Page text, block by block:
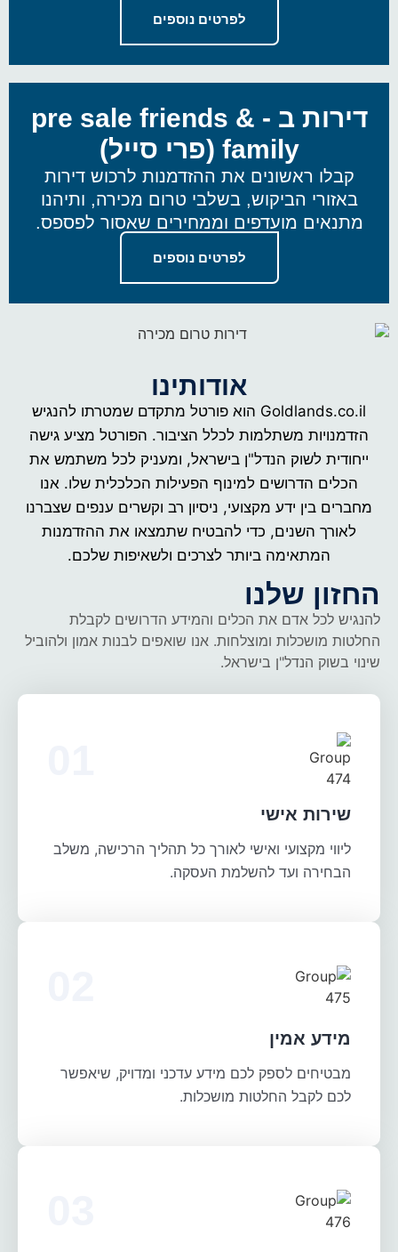
לפרטים נוספים
דירות ב - pre sale friends &
family (פרי סייל)
קבלו ראשונים את ההזדמנות לרכוש דירות
באזורי הביקוש, בשלבי טרום מכירה, ותיהנו
מתנאים מועדפים וממחירים שאסור לפספס.
לפרטים נוספים
אודותינו
Goldlands.co.il הוא פורטל מתקדם שמטרתו להנגיש
הזדמנויות משתלמות לכלל הציבור. הפורטל מציע גישה
ייחודית לשוק הנדל"ן בישראל, ומעניק לכל משתמש את
הכלים הדרושים למינוף הפעילות הכלכלית שלו. אנו
מחברים בין ידע מקצועי, ניסיון רב וקשרים ענפים שצברנו
לאורך השנים, כדי להבטיח שתמצאו את ההזדמנות
המתאימה ביותר לצרכים ולשאיפות שלכם.
החזון שלנו
להנגיש לכל אדם את הכלים והמידע הדרושים לקבלת
החלטות מושכלות ומוצלחות. אנו שואפים לבנות אמון ולהוביל
שינוי בשוק הנדל"ן בישראל.
שירות אישי
ליווי מקצועי ואישי לאורך כל תהליך הרכישה, משלב
הבחירה ועד להשלמת העסקה.
מידע אמין
מבטיחים לספק לכם מידע עדכני ומדויק, שיאפשר
לכם לקבל החלטות מושכלות.